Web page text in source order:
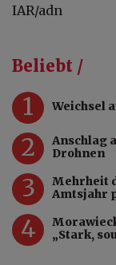
IAR/adn
Beliebt /
1 Weichsel
2
Anschlag
Drohnen
3
Mehrheit
Amtsjahr
4
„Stark,